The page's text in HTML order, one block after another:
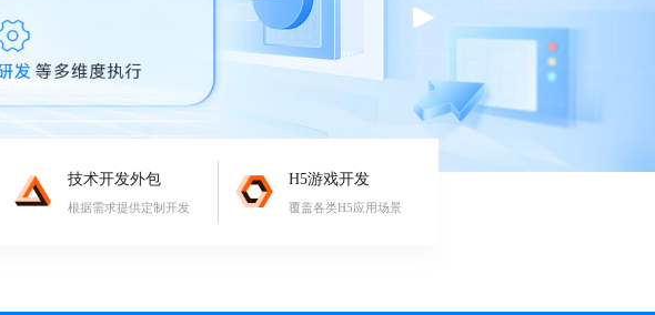
技术开发外包
根据需求提供定制开发
H5游戏开发
覆盖各类H5应用场景